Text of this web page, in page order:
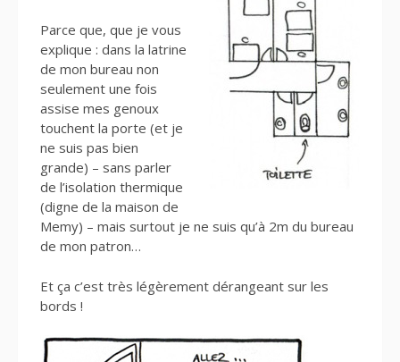
Parce que, que je vous
explique : dans la latrine
de mon bureau non
seulement une fois
assise mes genoux
touchent la porte (et je
ne suis pas bien
grande) – sans parler
de l’isolation thermique
(digne de la maison de
Memy) – mais surtout je ne suis qu’à 2m du bureau
de mon patron…
Et ça c’est très légèrement dérangeant sur les
bords !